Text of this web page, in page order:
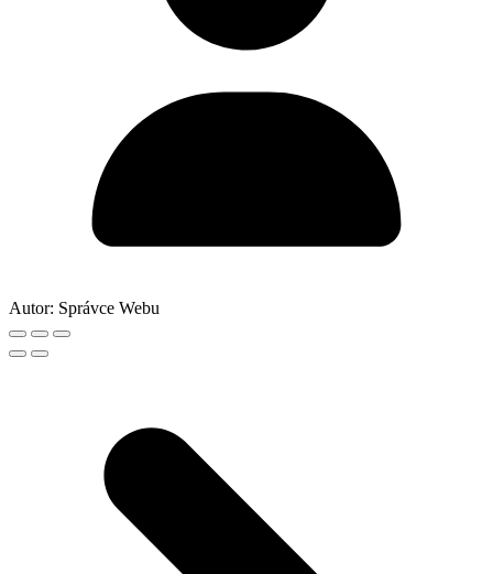
Autor: Správce Webu